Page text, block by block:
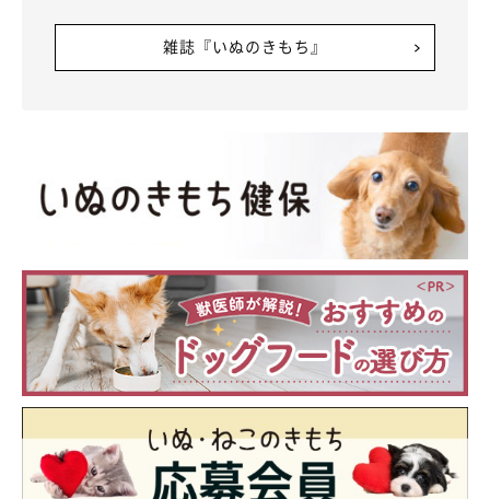
愛犬の体型が上記の理想体型だったら、今の体重がベストと考え
雑誌『いぬのきもち』